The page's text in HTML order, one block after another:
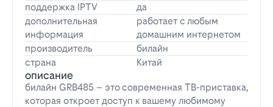
поддержка IPTV
да
дополнительная
информация
работает с любым
домашним интернетом
производитель
билайн
страна
Китай
описание
билайн GRB485 – это современная ТВ-приставка,
которая откроет доступ к вашему любимому